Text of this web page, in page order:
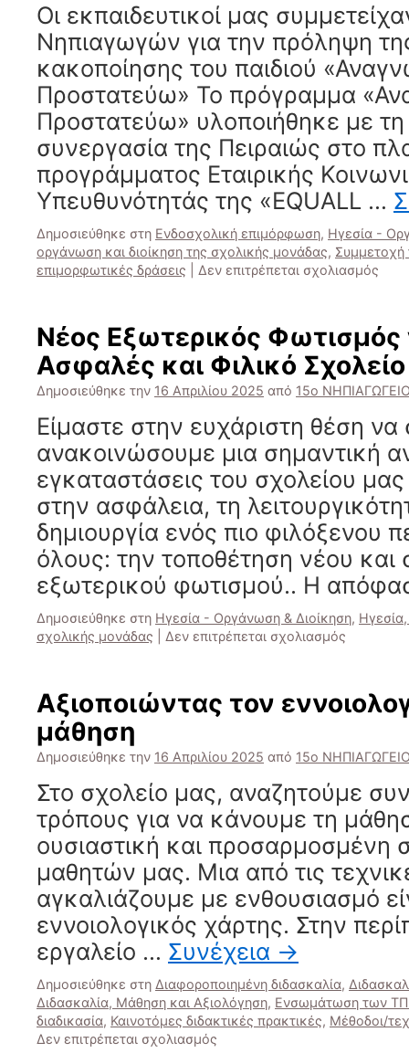
Οι εκπαιδευτικοί μας
Νηπιαγωγών για την πρόληψη
κακοποίησης του παιδιού
Προστατεύω» Το πρόγραμμα
Προστατεύω» υλοποιήθηκε με τη
συνεργασία της Πειραιώς στο
προγράμματος Εταιρικής
Υπευθυνότητάς της «EQUALL …
Δημοσιεύθηκε στη Ενδοσχολική επιμόρφωση, Ηγεσία -
οργάνωση και διοίκηση της σχολικής μονάδας, Συμμετοχή
επιμορφωτικές δράσεις
Δεν επιτρέπεται σχολιασμός
για
τους
μας
Νέος Εξωτερικός Φωτισμός
Ασφαλές και Φιλικό Σχολείο
Δημοσιεύθηκε την 16 Απριλίου 2025 από 15ο
Είμαστε στην ευχάριστη θέση να
ανακοινώσουμε μια σημαντική
εγκαταστάσεις του σχολείου
στην ασφάλεια, τη
δημιουργία ενός πιο φιλόξενου
όλους: την τοποθέτηση νέου και
εξωτερικού φωτισμού.. Η
Δημοσιεύθηκε στη Ηγεσία - Οργάνωση & Διοίκηση,
σχολικής μονάδας
Δεν επιτρέπεται σχολιασμός
Φωτισμός
για
και
Σχολείο
Αξιοποιώντας τον
μάθηση
Δημοσιεύθηκε την 16 Απριλίου 2025 από 15ο
Στο σχολείο μας, αναζητούμε
τρόπους για να κάνουμε τη
ουσιαστική και προσαρμοσμένη
μαθητών μας. Μια από τις
αγκαλιάζουμε με ενθουσιασμό
εννοιολογικός χάρτης. Στην
εργαλείο … Συνέχεια →
Δημοσιεύθηκε στη Διαφοροποιημένη διδασκαλία,
Διδασκαλία, Μάθηση και Αξιολόγηση, Ενσωμάτωση των
διαδικασία, Καινοτόμες διδακτικές πρακτικές, Μέθοδοι/
Δεν επιτρέπεται σχολιασμός